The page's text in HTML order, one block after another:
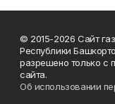
© 2015-2026 Сайт
Республики
разрешено только с
сайта.
Об использовании